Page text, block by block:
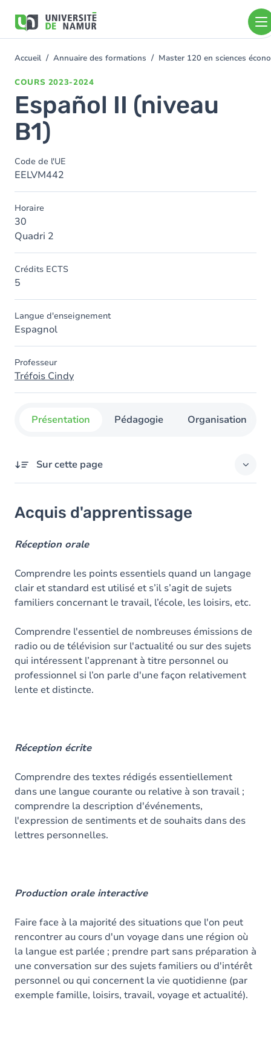
contenu
You
Accueil Annuaire des formations Master 120 en sciences
COURS 2023-2024
Español II (niveau
B1)
Code de l'UE
EELVM442
Horaire
30
Quadri 2
Crédits ECTS
5
Langue d'enseignement
Espagnol
Professeur
Tréfois Cindy
Présentation Pédagogie Organisation
Sur cette page
Objectifs
Contenu
Table des matières
Acquis d'apprentissage
Réception orale
Comprendre les points essentiels quand un langage
clair et standard est utilisé et s’il s’agit de sujets
familiers concernant le travail, l’école, les loisirs, etc.
Comprendre l'essentiel de nombreuses émissions de
radio ou de télévision sur l'actualité ou sur des sujets
qui intéressent l’apprenant à titre personnel ou
professionnel si l’on parle d'une façon relativement
lente et distincte.
Réception écrite
Comprendre des textes rédigés essentiellement
dans une langue courante ou relative à son travail ;
comprendre la description d'événements,
l'expression de sentiments et de souhaits dans des
lettres personnelles.
Production orale interactive
Faire face à la majorité des situations que l'on peut
rencontrer au cours d'un voyage dans une région où
la langue est parlée ; prendre part sans préparation à
une conversation sur des sujets familiers ou d'intérêt
personnel ou qui concernent la vie quotidienne (par
exemple famille, loisirs, travail, voyage et actualité).